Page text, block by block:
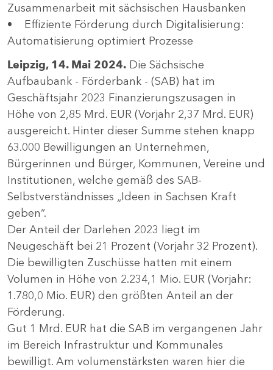
Zusammenarbeit mit sächsischen Hausbanken
• Effiziente Förderung durch Digitalisierung:
Automatisierung optimiert Prozesse
Leipzig, 14. Mai 2024. Die Sächsische
Aufbaubank - Förderbank - (SAB) hat im
Geschäftsjahr 2023 Finanzierungszusagen in
Höhe von 2,85 Mrd. EUR (Vorjahr 2,37 Mrd. EUR)
ausgereicht. Hinter dieser Summe stehen knapp
63.000 Bewilligungen an Unternehmen,
Bürgerinnen und Bürger, Kommunen, Vereine und
Institutionen, welche gemäß des SAB-
Selbstverständnisses „Ideen in Sachsen Kraft
geben“.
Der Anteil der Darlehen 2023 liegt im
Neugeschäft bei 21 Prozent (Vorjahr 32 Prozent).
Die bewilligten Zuschüsse hatten mit einem
Volumen in Höhe von 2.234,1 Mio. EUR (Vorjahr:
1.780,0 Mio. EUR) den größten Anteil an der
Förderung.
Gut 1 Mrd. EUR hat die SAB im vergangenen Jahr
im Bereich Infrastruktur und Kommunales
bewilligt. Am volumenstärksten waren hier die